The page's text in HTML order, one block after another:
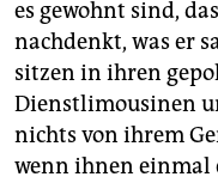
es gewohnt sind,
nachdenkt, was er
sitzen in ihren
Dienstlimousinen
nichts von ihrem
wenn ihnen einmal